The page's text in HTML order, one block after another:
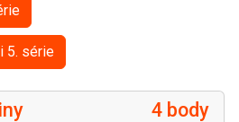
5. série
4 body